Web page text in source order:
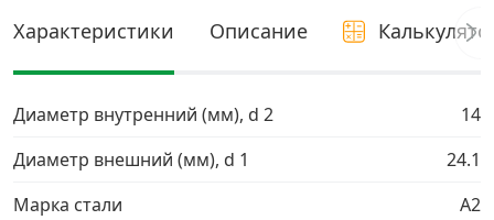
Грузовой крепеж
Комплекты и наборы крепежа
Кронштейны и крюки хозяйственные
Характеристики Описание
Диаметр внутренний (мм), d 2
14
Диаметр внешний (мм), d 1
24.1
Марка стали
A2